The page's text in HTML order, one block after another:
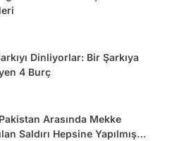
Dinliyorlar: Bir Şarkıya
4 Burç
Arasında Mekke
Saldırı Hepsine Yapılmış